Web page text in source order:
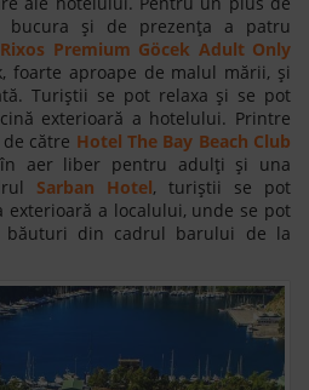
bucura și de prezența a patru
Premium Göcek Adult Only
foarte aproape de malul mării, și
Turiștii se pot relaxa și se pot
exterioară a hotelului. Printre
către Hotel The Bay Beach Club
aer liber pentru adulți și una
Sarban Hotel, turiștii se pot
exterioară a localului, unde se pot
băuturi din cadrul barului de la